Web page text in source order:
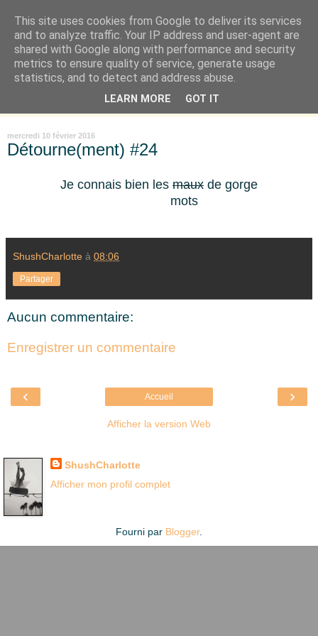
Là où je suis née
"Les temps sont durs pour les rêveurs" mais shush shush,
j'ai le cœur à l'affût et j'ouvre mon carnet de peau. « Soyez
vous-même, tous les autres sont déjà pris. » Oscar Wilde
mercredi 10 février 2016
Détourne(ment) #24
Je connais bien les maux de gorge
mots
ShushCharlotte à 08:06
Partager
Aucun commentaire:
Enregistrer un commentaire
‹ ›
Accueil
Afficher la version Web
ShushCharlotte
Afficher mon profil complet
Fourni par Blogger.
This site uses cookies from Google to deliver its services
and to analyze traffic. Your IP address and user-agent are
shared with Google along with performance and security
metrics to ensure quality of service, generate usage
statistics, and to detect and address abuse.
LEARN MORE GOT IT